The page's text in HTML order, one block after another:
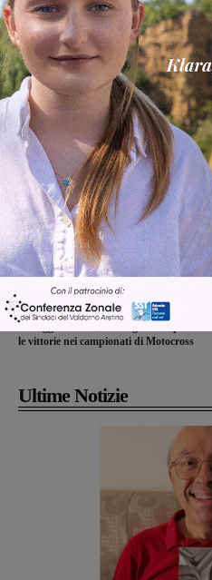
Cronaca 3 Agosto 2026
Scomparso da una
Fiorentino l’uomo che
Levane nel 2020
Cronaca 4 Agosto 2026
Un anno fa la strage in
Gianni, Giulia e
processo, lo stop ai
Articolo precedente
Riconoscimento dell’Amministrazione
di Reggello a Clarissa Tognaccini per
le vittorie nei campionati di Motocross
Ultime Notizie